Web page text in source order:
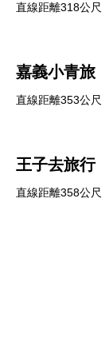
直線距離318公尺
嘉義小青旅
直線距離353公尺
王子去旅行
直線距離358公尺